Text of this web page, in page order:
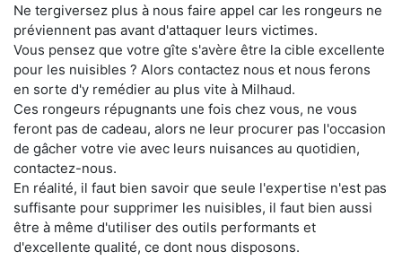
Ne tergiversez plus à nous faire appel car les rongeurs ne
préviennent pas avant d'attaquer leurs victimes.
Vous pensez que votre gîte s'avère être la cible excellente
pour les nuisibles ? Alors contactez nous et nous ferons
en sorte d'y remédier au plus vite à Milhaud.
Ces rongeurs répugnants une fois chez vous, ne vous
feront pas de cadeau, alors ne leur procurer pas l'occasion
de gâcher votre vie avec leurs nuisances au quotidien,
contactez-nous.
En réalité, il faut bien savoir que seule l'expertise n'est pas
suffisante pour supprimer les nuisibles, il faut bien aussi
être à même d'utiliser des outils performants et
d'excellente qualité, ce dont nous disposons.